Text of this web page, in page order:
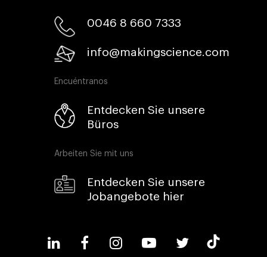
0046 8 660 7333​
info@makingscience.com
Encuéntranos
Entdecken Sie unsere
Büros
Arbeiten Sie mit uns
Entdecken Sie unsere
Jobangebote hier